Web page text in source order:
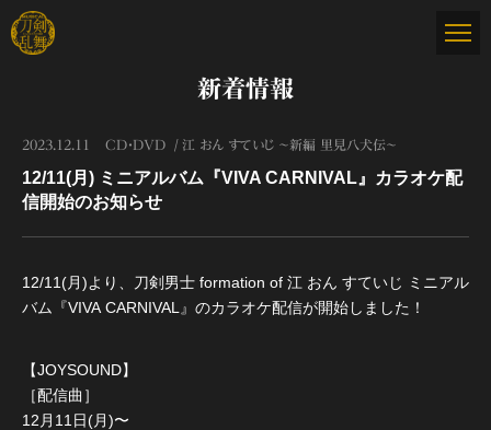
新着情報
2023.12.11 CD・DVD 江 おん すていじ ～新編 里見八犬伝～
12/11(月) ミニアルバム『VIVA CARNIVAL』カラオケ配
信開始のお知らせ
12/11(月)より、刀剣男士 formation of 江 おん すていじ ミニアル
バム『VIVA CARNIVAL』のカラオケ配信が開始しました！
【JOYSOUND】
［配信曲］
12月11日(月)〜